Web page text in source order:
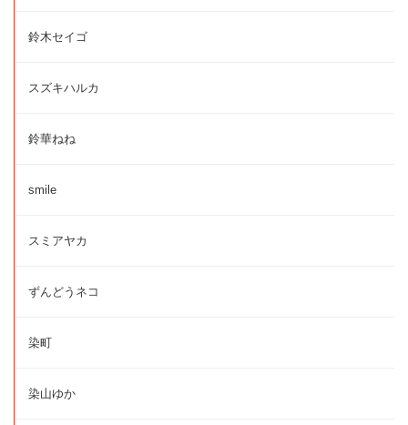
鈴木セイゴ
スズキハルカ
鈴華ねね
smile
スミアヤカ
ずんどうネコ
染町
染山ゆか